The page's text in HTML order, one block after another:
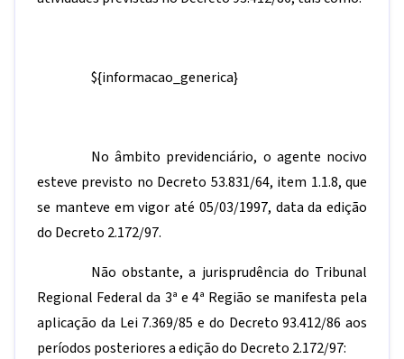
${informacao_generica}
No âmbito previdenciário, o agente nocivo
esteve previsto no Decreto 53.831/64, item 1.1.8, que
se manteve em vigor até 05/03/1997, data da edição
do Decreto 2.172/97.
Não obstante, a jurisprudência do Tribunal
Regional Federal da 3ª e 4ª Região se manifesta pela
aplicação da Lei 7.369/85 e do Decreto 93.412/86 aos
períodos posteriores a edição do Decreto 2.172/97: